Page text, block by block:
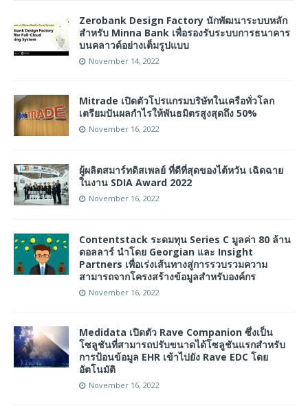
Zerobank Design Factory นักพัฒนาระบบหลัก
สำหรับ Minna Bank เพื่อรองรับระบบการธนาคาร
บนคลาวด์อย่างเต็มรูปแบบ
November 14, 2022
Mitrade เปิดตัวโปรแกรมบริษัทในเครือทั่วโลก
เตรียมปันผลกำไรให้พันธมิตรสูงสุดถึง 50%
November 16, 2022
ผู้ผลิตสมาร์ทดิสเพลย์ ที่ดีที่สุดของไต้หวัน เฉิดฉาย
ในงาน SDIA Award 2022
November 16, 2022
Contentstack ระดมทุน Series C มูลค่า 80 ล้าน
ดอลลาร์ นำโดย Georgian และ Insight
Partners เพื่อเร่งเส้นทางสู่การรวบรวมความ
สามารถจากโครงสร้างข้อมูลสำหรับองค์กร
November 16, 2022
Medidata เปิดตัว Rave Companion ซึ่งเป็น
โซลูชันที่สามารถปรับขนาดได้โซลูชันแรกสำหรับ
การป้อนข้อมูล EHR เข้าไปยัง Rave EDC โดย
อัตโนมัติ
November 16, 2022